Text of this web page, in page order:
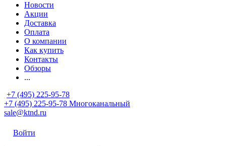
Новости
Акции
Доставка
Оплата
О компании
Как купить
Контакты
Обзоры
...
+7 (495) 225-95-78
+7 (495) 225-95-78 Многоканальный
sale@ktnd.ru
Войти